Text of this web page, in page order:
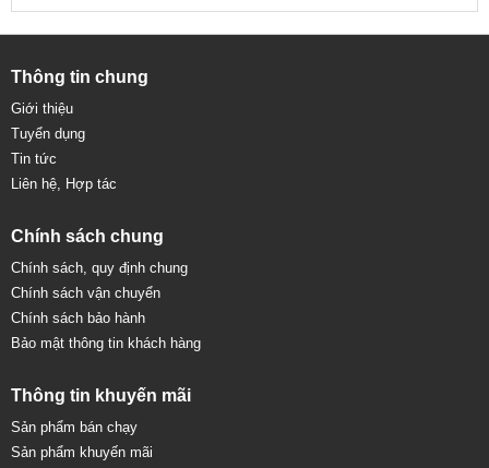
Thông tin chung
Giới thiệu
Tuyển dụng
Tin tức
Liên hệ, Hợp tác
Chính sách chung
Chính sách, quy định chung
Chính sách vận chuyển
Chính sách bảo hành
Bảo mật thông tin khách hàng
Thông tin khuyến mãi
Sản phẩm bán chạy
Sản phẩm khuyến mãi